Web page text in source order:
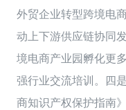
外贸企业转型跨境电
动上下游供应链协同
境电商产业园孵化更
强行业交流培训。四
商知识产权保护指南》